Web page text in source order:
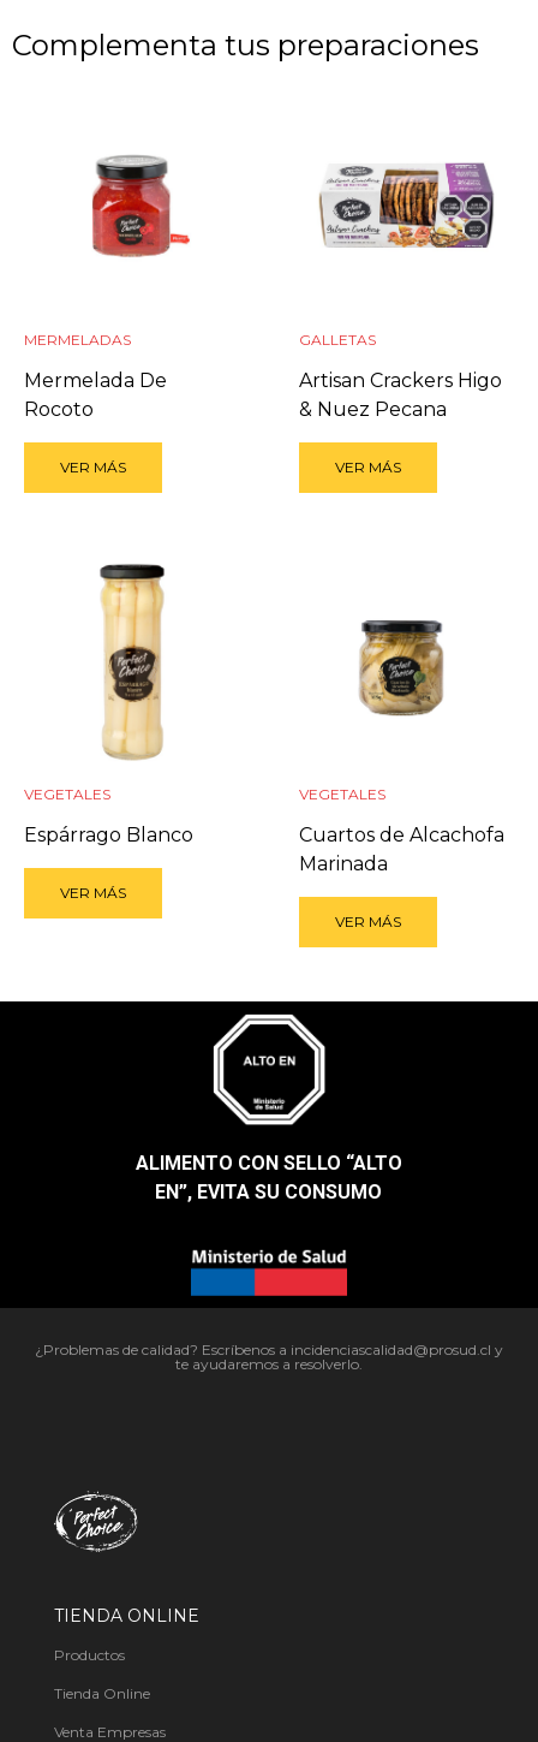
Complementa tus preparaciones
MERMELADAS
Mermelada De
Rocoto
VER MÁS
GALLETAS
Artisan Crackers Higo
& Nuez Pecana
VER MÁS
VEGETALES
Espárrago Blanco
VER MÁS
VEGETALES
Cuartos de Alcachofa
Marinada
VER MÁS
ALIMENTO CON SELLO “ALTO
EN”, EVITA SU CONSUMO​
¿Problemas de calidad? Escríbenos a incidenciascalidad@prosud.cl y
te ayudaremos a resolverlo.
TIENDA ONLINE
Productos
Tienda Online
Venta Empresas